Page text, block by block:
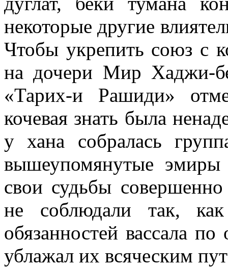
некоторые другие
Чтобы укрепить союз с
на дочери Мир Хаджи-
«Тарих-и Рашиди»
кочевая знать была
у хана собралась
вышеупомянутые эмиры
свои судьбы
не соблюдали так,
обязанностей вассала
ублажал их всяческим